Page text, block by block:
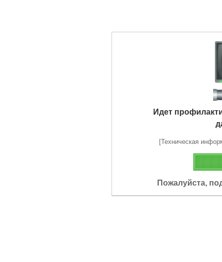
Идет
[Техническая
Пожалуйста,